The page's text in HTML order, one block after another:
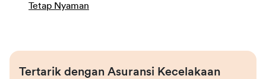
Tetap Nyaman
Tertarik dengan Asuransi Kecelakaan